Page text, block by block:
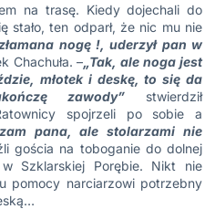
na trasę. Kiedy dojechali do
stało, ten odparł, że nic mu nie
nogę !, uderzył pan w
Chachuła. –„Tak, ale noga jest
młotek i deskę, to się da
zawody” stwierdził
spojrzeli po sobie a
pana, ale stolarzami nie
gościa na toboganie do dolnej
Szklarskiej Porębie. Nikt nie
pomocy narciarzowi potrzebny